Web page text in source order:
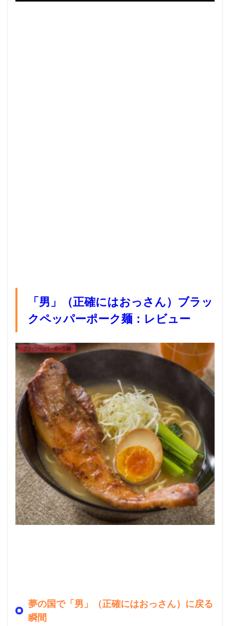
「男」（正確にはおっさん）ブラッ
クペッパーポーク麺：レビュー
夢の国で「男」（正確にはおっさん）に戻る
瞬間